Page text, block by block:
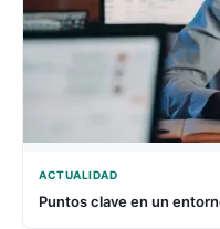
ACTUALIDAD
Puntos clave en un